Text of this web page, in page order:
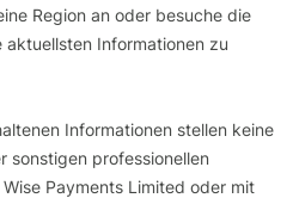
Region an oder besuche die
aktuellsten Informationen zu
Informationen stellen keine
sonstigen professionellen
Payments Limited oder mit